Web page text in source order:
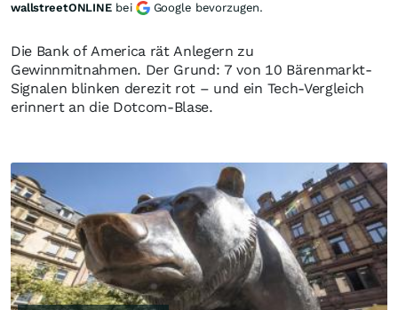
Die Bank of America rät Anlegern zu
Gewinnmitnahmen. Der Grund: 7 von 10 Bärenmarkt-
Signalen blinken derezit rot – und ein Tech-Vergleich
erinnert an die Dotcom-Blase.
wallstreetONLINE bei Google bevorzugen.